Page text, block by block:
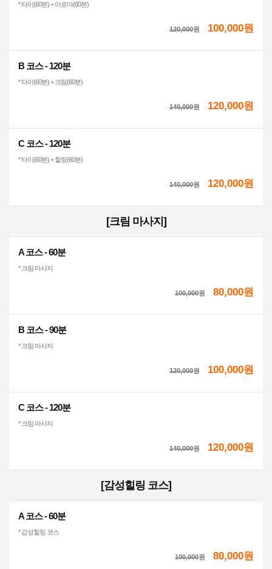
* 타이(60분) + 아로마(60분)
120,000원 100,000원
B 코스 - 120분
* 타이(60분) + 크림(60분)
140,000원 120,000원
C 코스 - 120분
* 타이(60분) + 힐링(60분)
140,000원 120,000원
[크림 마사지]
A 코스 - 60분
* 크림 마사지
100,000원 80,000원
B 코스 - 90분
* 크림 마사지
120,000원 100,000원
C 코스 - 120분
* 크림 마사지
140,000원 120,000원
[감성힐링 코스]
A 코스 - 60분
* 감성힐링 코스
100,000원 80,000원